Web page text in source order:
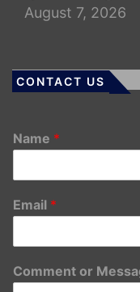
August 7, 2026
CONTACT US
Name *
Email *
Comment or